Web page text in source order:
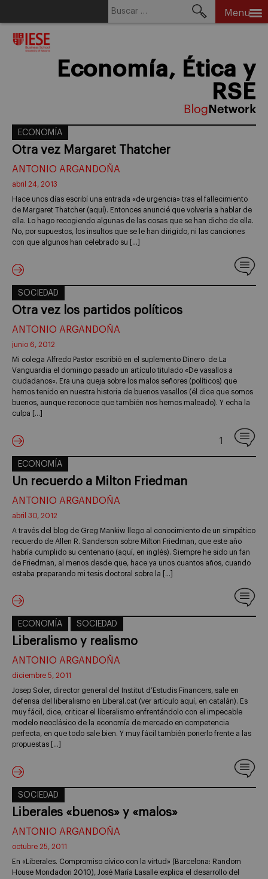
Menu
Economía, Ética y
RSE
ECONOMÍA
Otra vez Margaret Thatcher
ANTONIO ARGANDOÑA
abril 24, 2013
Hace unos días escribí una entrada «de urgencia» tras el fallecimiento
de Margaret Thatcher (aquí). Entonces anuncié que volvería a hablar de
ella. Lo hago recogiendo algunas de las cosas que se han dicho de ella.
No, por supuestos, los insultos que se le han dirigido, ni las canciones
con que algunos han celebrado su […]
SOCIEDAD
Otra vez los partidos políticos
ANTONIO ARGANDOÑA
junio 6, 2012
Mi colega Alfredo Pastor escribió en el suplemento Dinero de La
Vanguardia el domingo pasado un artículo titulado «De vasallos a
ciudadanos«. Era una queja sobre los malos señores (políticos) que
hemos tenido en nuestra historia de buenos vasallos (él dice que somos
buenos, aunque reconoce que también nos hemos maleado). Y echa la
culpa […]
1
ECONOMÍA
Un recuerdo a Milton Friedman
ANTONIO ARGANDOÑA
abril 30, 2012
A través del blog de Greg Mankiw llego al conocimiento de un simpático
recuerdo de Allen R. Sanderson sobre Milton Friedman, que este año
habría cumplido su centenario (aquí, en inglés). Siempre he sido un fan
de Friedman, al menos desde que, hace ya unos cuantos años, cuando
estaba preparando mi tesis doctoral sobre la […]
ECONOMÍA SOCIEDAD
Liberalismo y realismo
ANTONIO ARGANDOÑA
diciembre 5, 2011
Josep Soler, director general del Institut d’Estudis Financers, sale en
defensa del liberalismo en Liberal.cat (ver artículo aquí, en catalán). Es
muy fácil, dice, criticar el liberalismo enfrentándolo con el impecable
modelo neoclásico de la economía de mercado en competencia
perfecta, en que todo sale bien. Y muy fácil también ponerlo frente a las
propuestas […]
SOCIEDAD
Liberales «buenos» y «malos»
ANTONIO ARGANDOÑA
octubre 25, 2011
En «Liberales. Compromiso cívico con la virtud» (Barcelona: Random
House Mondadori 2010), José María Lasalle explica el desarrollo del